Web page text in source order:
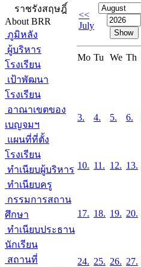
ราชรังสฤษฎิ์
About BRR
ภูมิหลัง
ผู้บริหาร
โรงเรียน
เป้าพัฒนา
โรงเรียน
อาณาเขตของ
เบญจมฯ
แผนที่ที่ตั้ง
โรงเรียน
ทำเนียบผู้บริหาร
ทำเนียบครู
กรรมการสถาน
ศึกษา
ทำเนียบประธาน
นักเรียน
สถานที่
<<
July
Mo Tu We Th
3. 4. 5. 6.
10. 11. 12. 13.
17. 18. 19. 20.
24. 25. 26. 27.